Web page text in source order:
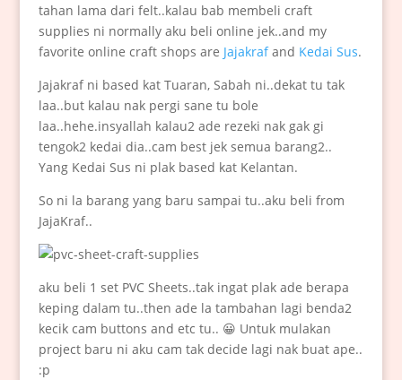
tahan lama dari felt..kalau bab membeli craft
supplies ni normally aku beli online jek..and my
favorite online craft shops are Jajakrafand Kedai Sus.
Jajakraf ni based kat Tuaran, Sabah ni..dekat tu tak
laa..but kalau nak pergi sane tu bole
laa..hehe.insyallah kalau2 ade rezeki nak gak gi
tengok2 kedai dia..cam best jek semua barang2..
Yang Kedai Sus ni plak based kat Kelantan.
So ni la barang yang baru sampai tu..aku beli from
JajaKraf..
aku beli 1 set PVC Sheets..tak ingat plak ade berapa
keping dalam tu..then ade la tambahan lagi benda2
kecik cam buttons and etc tu.. 😀 Untuk mulakan
project baru ni aku cam tak decide lagi nak buat ape..
:p